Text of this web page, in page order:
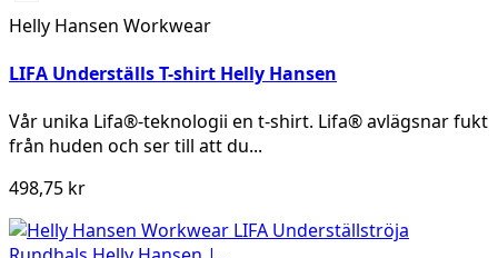
BLACK
Helly Hansen Workwear
LIFA Underställs T-shirt Helly Hansen
Vår unika Lifa®-teknologii en t-shirt. Lifa® avlägsnar fukt
från huden och ser till att du...
498,75 kr